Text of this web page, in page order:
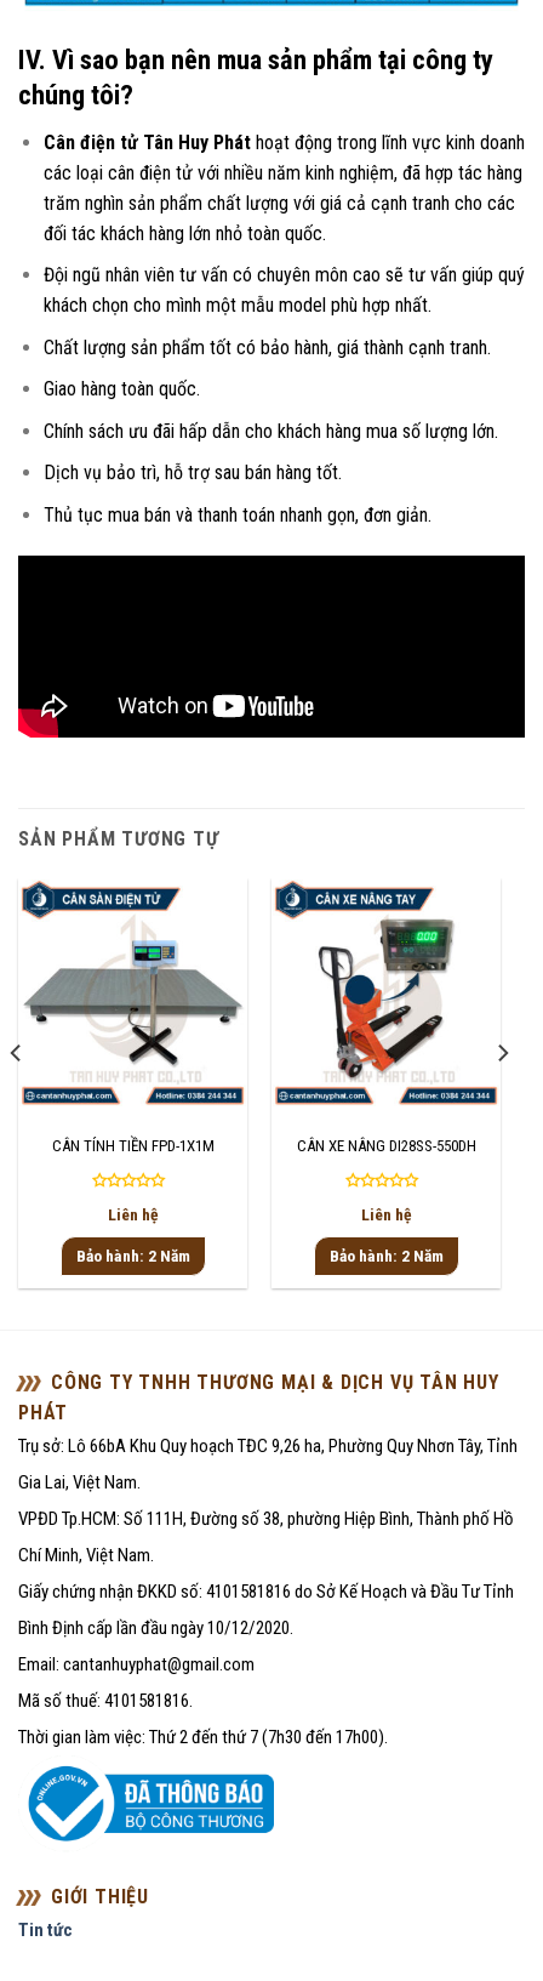
IV. Vì sao bạn nên mua sản phẩm tại công ty
chúng tôi?
Cân điện tử Tân Huy Pháthoạt động trong lĩnh vực kinh doanh
các loại cân điện tửvới nhiều năm kinh nghiệm, đã hợp tác hàng
trăm nghìn sản phẩm chất lượng với giá cả cạnh tranh cho các
đối tác khách hàng lớn nhỏ toàn quốc.
Đội ngũ nhân viên tư vấn có chuyên môn cao sẽ tư vấn giúp quý
khách chọn cho mình một mẫu model phù hợp nhất.
Chất lượng sản phẩm tốt có bảo hành, giá thành cạnh tranh.
Giao hàng toàn quốc.
Chính sách ưu đãi hấp dẫn cho khách hàng mua số lượng lớn.
Dịch vụ bảo trì, hỗ trợ sau bán hàng tốt.
Thủ tục mua bán và thanh toán nhanh gọn, đơn giản.
SẢN PHẨM TƯƠNG TỰ
CÂN TÍNH TIỀN FPD-1X1M
Được
hạng
0
5
Liên hệ
Bảo hành: 2 Năm
CÂN XE NÂNG DI28SS-550DH
Được
hạng
0
5
Liên hệ
Bảo hành: 2 Năm
CÔNG TY TNHH THƯƠNG MẠI & DỊCH VỤ TÂN HUY
PHÁT
Trụ sở: Lô 66bA Khu Quy hoạch TĐC 9,26 ha, Phường Quy Nhơn Tây, Tỉnh
Gia Lai, Việt Nam.
VPĐD Tp.HCM: Số 111H, Đường số 38, phường Hiệp Bình, Thành phố Hồ
Chí Minh, Việt Nam.
Giấy chứng nhận ĐKKD số: 4101581816 do Sở Kế Hoạch và Đầu Tư Tỉnh
Bình Định cấp lần đầu ngày 10/12/2020.
Email: cantanhuyphat@gmail.com
Mã số thuế: 4101581816.
Thời gian làm việc: Thứ 2 đến thứ 7 (7h30 đến 17h00).
GIỚI THIỆU
Tin tức